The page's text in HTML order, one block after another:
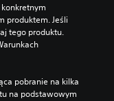
produktem. Jeśli
tego produktu.
pobranie na kilka
na podstawowym